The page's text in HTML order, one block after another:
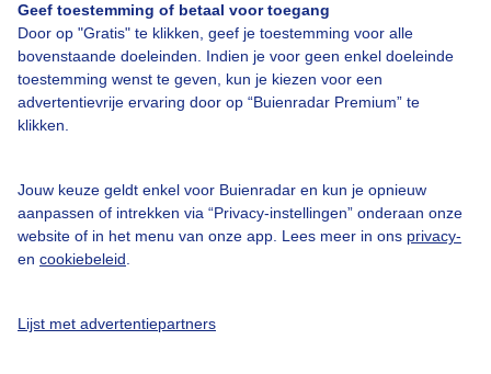
Geef toestemming of betaal voor toegang
Door op "Gratis" te klikken, geef je toestemming voor alle
bovenstaande doeleinden. Indien je voor geen enkel doeleinde
toestemming wenst te geven, kun je kiezen voor een
advertentievrije ervaring door op “Buienradar Premium” te
klikken.
Jouw keuze geldt enkel voor Buienradar en kun je opnieuw
aanpassen of intrekken via “Privacy-instellingen” onderaan onze
website of in het menu van onze app. Lees meer in ons privacy-
en cookiebeleid
Lijst met advertentiepartners
Gebruikersvoorwaarden
Adverteren
Buienradar Team
Privacy beleid
Privacy instellingen
Gratis weerdata
Buienradar